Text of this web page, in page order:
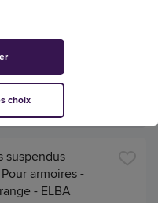
EN 24/48H
suspendus
armoires -
- ELBA
choix